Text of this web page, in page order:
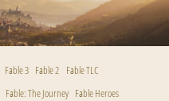
Fable 3 Fable 2 Fable TLC
Fable: The Journey Fable Heroes